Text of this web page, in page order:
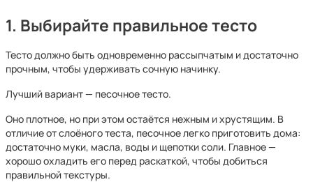
1. Выбирайте правильное тесто
Тесто должно быть одновременно рассыпчатым и достаточно
прочным, чтобы удерживать сочную начинку.
Лучший вариант — песочное тесто.
Оно плотное, но при этом остаётся нежным и хрустящим. В
отличие от слоёного теста, песочное легко приготовить дома:
достаточно муки, масла, воды и щепотки соли. Главное —
хорошо охладить его перед раскаткой, чтобы добиться
правильной текстуры.